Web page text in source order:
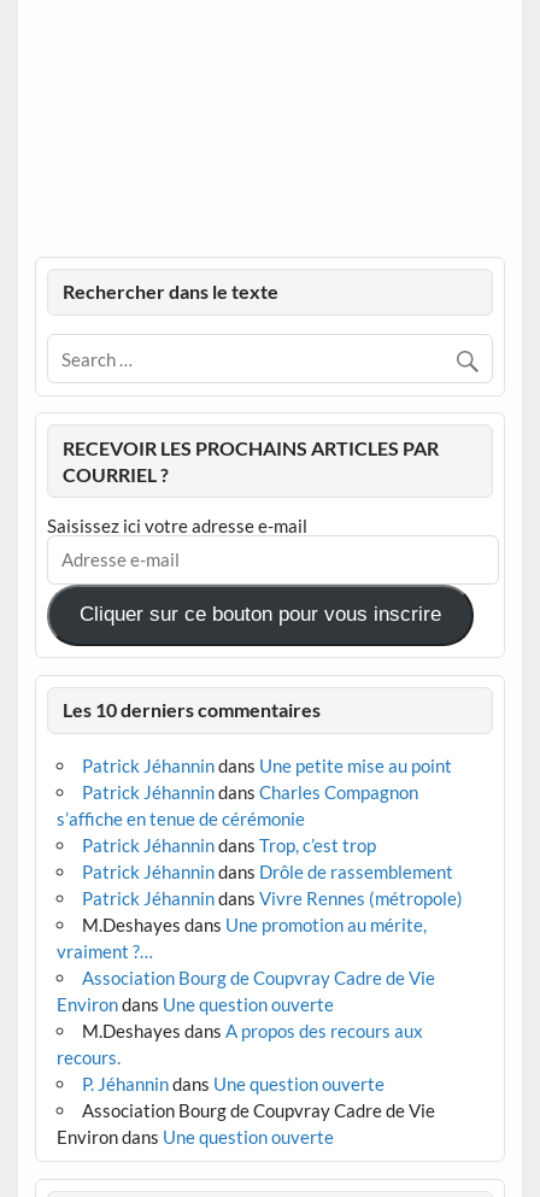
Rechercher dans le texte
RECEVOIR LES PROCHAINS ARTICLES PAR
COURRIEL ?
Saisissez ici votre adresse e-mail
Adresse
mail
Cliquer sur ce bouton pour vous inscrire
Les 10 derniers commentaires
Patrick Jéhannindans Une petite mise au point
Patrick Jéhannindans Charles Compagnon
s’affiche en tenue de cérémonie
Patrick Jéhannindans Trop, c’est trop
Patrick Jéhannindans Drôle de rassemblement
Patrick Jéhannindans Vivre Rennes (métropole)
M.Deshayes dans Une promotion au mérite,
vraiment ?…
Association Bourg de Coupvray Cadre de Vie
Environdans Une question ouverte
M.Deshayes dans A propos des recours aux
recours.
P. Jéhannindans Une question ouverte
Association Bourg de Coupvray Cadre de Vie
Environdans Une question ouverte